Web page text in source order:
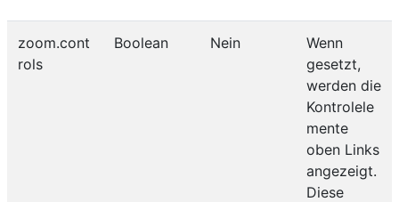
zoom.cont
rols
Boolean Nein
Wenn
gesetzt,
werden die
Kontrolele
mente
oben Links
angezeigt.
Diese